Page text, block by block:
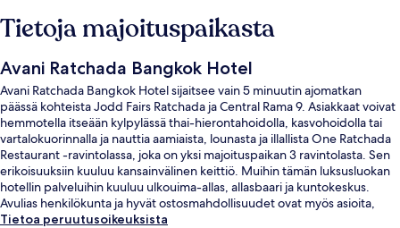
Tietoja majoituspaikasta
Avani Ratchada Bangkok Hotel
Avani Ratchada Bangkok Hotel sijaitsee vain 5 minuutin ajomatkan
päässä kohteista Jodd Fairs Ratchada ja Central Rama 9. Asiakkaat voivat
hemmotella itseään kylpylässä thai-hierontahoidolla, kasvohoidolla tai
vartalokuorinnalla ja nauttia aamiaista, lounasta ja illallista One Ratchada
Restaurant -ravintolassa, joka on yksi majoituspaikan 3 ravintolasta. Sen
erikoisuuksiin kuuluu kansainvälinen keittiö. Muihin tämän luksusluokan
hotellin palveluihin kuuluu ulkouima-allas, allasbaari ja kuntokeskus.
Avulias henkilökunta ja hyvät ostosmahdollisuudet ovat myös asioita,
joita matkailijat arvostavat. Julkisen liikenteen yhteydet sijaitsevat vain
Tietoa peruutusoikeuksista